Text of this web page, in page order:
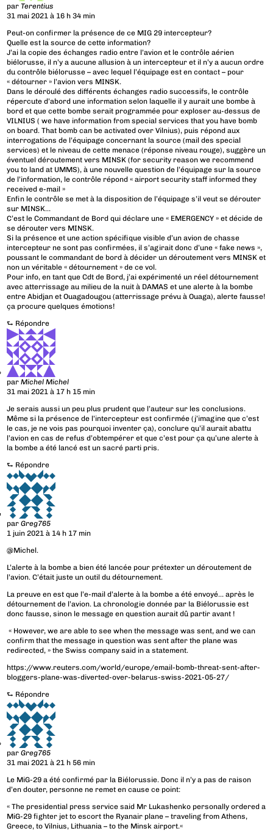
parTerentius
31 mai 2021 à 16 h 34 min
Peut-on confirmer la présence de ce MIG 29 intercepteur?
Quelle est la source de cette information?
J’ai la copie des échanges radio entre l’avion et le contrôle aérien
biélorusse, il n’y a aucune allusion à un intercepteur et il n’y a aucun ordre
du contrôle biélorusse – avec lequel l’équipage est en contact – pour
« détourner » l’avion vers MINSK.
Dans le déroulé des différents échanges radio successifs, le contrôle
répercute d’abord une information selon laquelle il y aurait une bombe à
bord et que cette bombe serait programmée pour exploser au-dessus de
VILNIUS ( we have information from special services that you have bomb
on board. That bomb can be activated over Vilnius), puis répond aux
interrogations de l’équipage concernant la source (mail des special
services) et le niveau de cette menace (réponse niveau rouge), suggère un
éventuel déroutement vers MINSK (for security reason we recommend
you to land at UMMS), à une nouvelle question de l’équipage sur la source
de l’information, le contrôle répond « airport security staff informed they
received e-mail »
Enfin le contrôle se met à la disposition de l’équipage s’il veut se dérouter
sur MINSK…
C’est le Commandant de Bord qui déclare une « EMERGENCY » et décide de
se dérouter vers MINSK.
Si la présence et une action spécifique visible d’un avion de chasse
intercepteur ne sont pas confirmées, il s’agirait donc d’une « fake news »,
poussant le commandant de bord à décider un déroutement vers MINSK et
non un véritable « détournement » de ce vol.
Pour info, en tant que Cdt de Bord, j’ai expérimenté un réel détournement
avec atterrissage au milieu de la nuit à DAMAS et une alerte à la bombe
entre Abidjan et Ouagadougou (atterrissage prévu à Ouaga), alerte fausse!
ça procure quelques émotions!
⮑ Répondre
parMichel Michel
31 mai 2021 à 17 h 15 min
Je serais aussi un peu plus prudent que l’auteur sur les conclusions.
Même si la présence de l’intercepteur est confirmée (j’imagine que c’est
le cas, je ne vois pas pourquoi inventer ça), conclure qu’il aurait abattu
l’avion en cas de refus d’obtempérer et que c’est pour ça qu’une alerte à
la bombe a été lancé est un sacré parti pris.
⮑ Répondre
parGreg765
1 juin 2021 à 14 h 17 min
@Michel.
L’alerte à la bombe a bien été lancée pour prétexter un déroutement de
l’avion. C’était juste un outil du détournement.
La preuve en est que l’e-mail d’alerte à la bombe a été envoyé… après le
détournement de l’avion. La chronologie donnée par la Biélorussie est
donc fausse, sinon le message en question aurait dû partir avant !
« However, we are able to see when the message was sent, and we can
confirm that the message in question was sent after the plane was
redirected, » the Swiss company said in a statement.
https://www.reuters.com/world/europe/email-bomb-threat-sent-after-
bloggers-plane-was-diverted-over-belarus-swiss-2021-05-27/
⮑ Répondre
parGreg765
31 mai 2021 à 21 h 56 min
Le MiG-29 a été confirmé par la Biélorussie. Donc il n’y a pas de raison
d’en douter, personne ne remet en cause ce point:
« The presidential press service said Mr Lukashenko personally ordered a
MiG-29 fighter jet to escort the Ryanair plane – traveling from Athens,
Greece, to Vilnius, Lithuania – to the Minsk airport.«